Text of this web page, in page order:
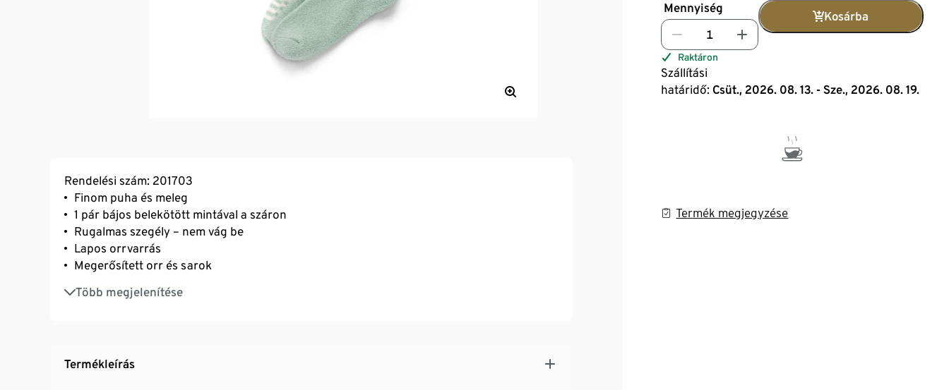
Mennyiség
Kosárba
Raktáron
Szállítási
határidő: Csüt., 2026. 08. 13. - Sze., 2026. 08. 19.
Termék megjegyzése
Rendelési szám: 201703
Finom puha és meleg
1 pár bájos belekötött mintával a száron
Rugalmas szegély – nem vág be
Lapos orrvarrás
Megerősített orr és sarok
Több megjelenítése
Elasztánnal: formatartó, tökéletesen áll, rendkívül kényelmes viselet
Termékleírás